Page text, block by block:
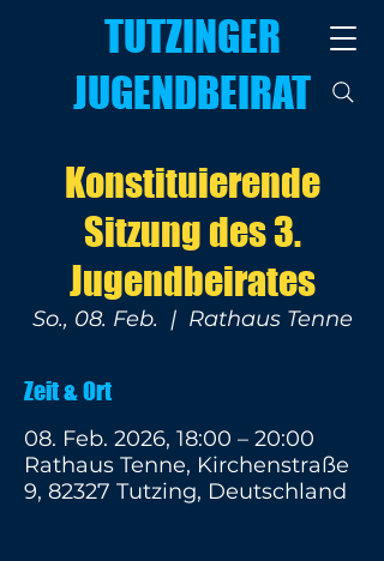
TUTZINGER
JUGENDBEIRAT
Konstituierende
Sitzung des 3.
Jugendbeirates
So., 08. Feb.
  |
Rathaus Tenne
Zeit & Ort
08. Feb. 2026, 18:00 – 20:00
Rathaus Tenne, Kirchenstraße
9, 82327 Tutzing, Deutschland